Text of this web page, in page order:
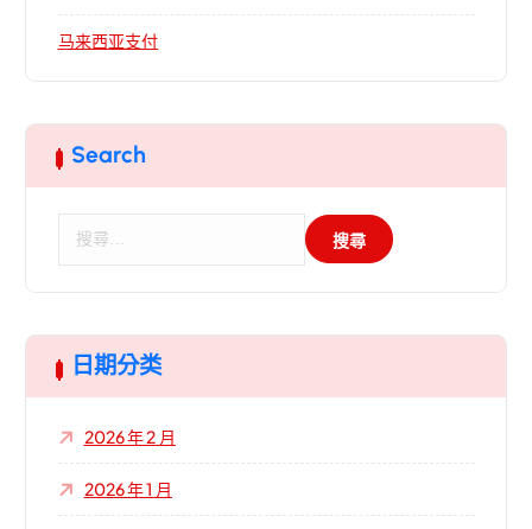
马来西亚支付
Search
字
:
日期分类
2026 年 2 月
2026 年 1 月